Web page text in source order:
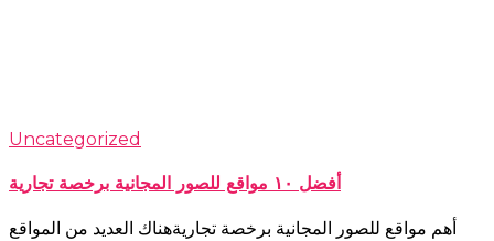
Uncategorized
أفضل ١٠ مواقع للصور المجانية برخصة تجارية
أهم مواقع للصور المجانية برخصة تجاريةهناك العديد من المواقع